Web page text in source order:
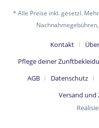
* Alle Preise inkl. gesetzl.
Kontakt
Pflege deiner
AGB
Datenschutz
Versand und